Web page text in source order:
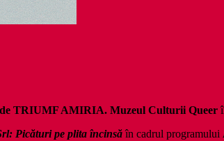
de TRIUMF AMIRIA. Muzeul Culturii Queer
Picături pe plita încinsăîn cadrul programului